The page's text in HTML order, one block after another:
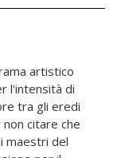
artistico
l'intensità di
tra gli eredi
citare che
maestri del